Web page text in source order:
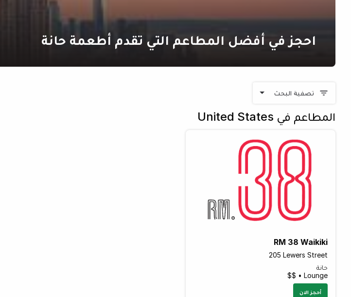
احجز في أفضل المطاعم التي تقدم أطعمة حانة
تصفية البحث
المطاعم في United States
RM 38 Waikiki
205 Lewers Street
حانة
Lounge • $$
أحجز الان